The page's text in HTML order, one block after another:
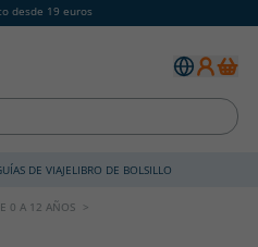
desde 19 euros
DE VIAJELIBRO DE BOLSILLO
0 A 12 AÑOS